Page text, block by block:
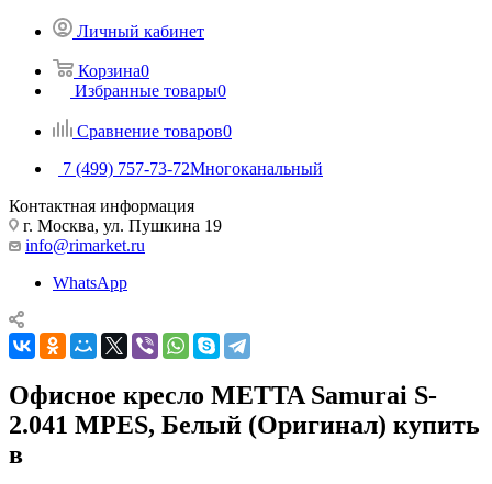
Личный кабинет
Корзина0
Избранные товары0
Сравнение товаров0
7 (499) 757-73-72Многоканальный
Контактная информация
г. Москва, ул. Пушкина 19
info@rimarket.ru
WhatsApp
Офисное кресло METTA Samurai S-
2.041 MPES, Белый (Оригинал) купить
в